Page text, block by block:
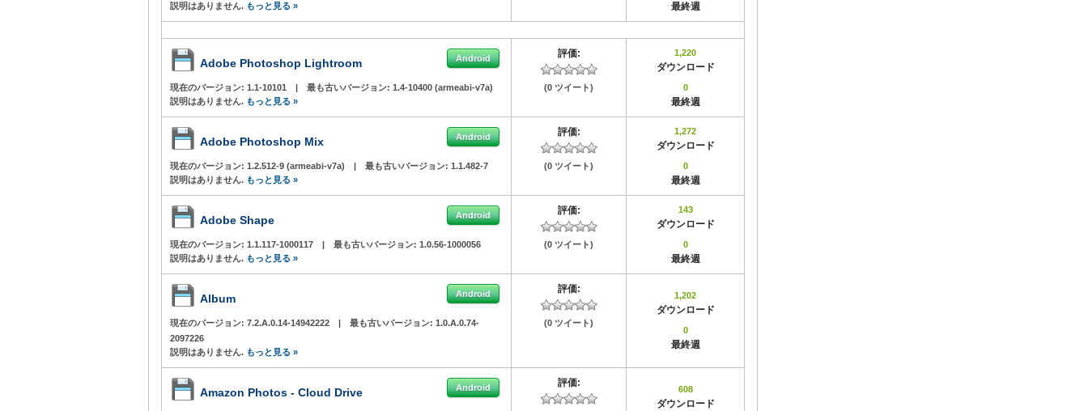
説明はありません. もっと見る » 最終週
Adobe Photoshop Lightroom Android
現在のバージョン: 1.1-10101 | 最も古いバージョン: 1.4-10400 (armeabi-v7a)
説明はありません. もっと見る »
評価:
(0 ツイート)
1,220
ダウンロード
0
最終週
Adobe Photoshop Mix Android
現在のバージョン: 1.2.512-9 (armeabi-v7a) | 最も古いバージョン: 1.1.482-7
説明はありません. もっと見る »
評価:
(0 ツイート)
1,272
ダウンロード
0
最終週
Adobe Shape Android
現在のバージョン: 1.1.117-1000117 | 最も古いバージョン: 1.0.56-1000056
説明はありません. もっと見る »
評価:
(0 ツイート)
143
ダウンロード
0
最終週
Album Android
現在のバージョン: 7.2.A.0.14-14942222 | 最も古いバージョン: 1.0.A.0.74-
2097226
説明はありません. もっと見る »
評価:
(0 ツイート)
1,202
ダウンロード
0
最終週
Amazon Photos - Cloud Drive Android 評価:
608
ダウンロード